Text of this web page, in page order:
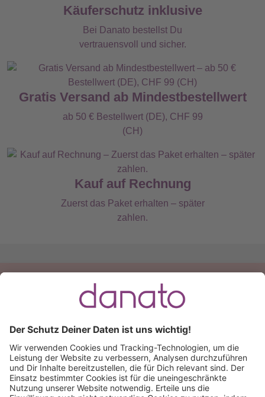
Käuferschutz inklusive
Bei Danato bestellst Du
vertrauensvoll und sicher.
Gratis Versand ab Mindestbestellwert
ab 50 € Bestellwert (DE), CHF 99
(CH)
Kauf auf Rechnung
Zuerst das Paket erhalten – später
zahlen.
Du hast eine Frage?
+49 (0) 511 51 56 0300
schreib uns eineE-Mail
Käuferschutz inklusive Kauf auf Rechnung